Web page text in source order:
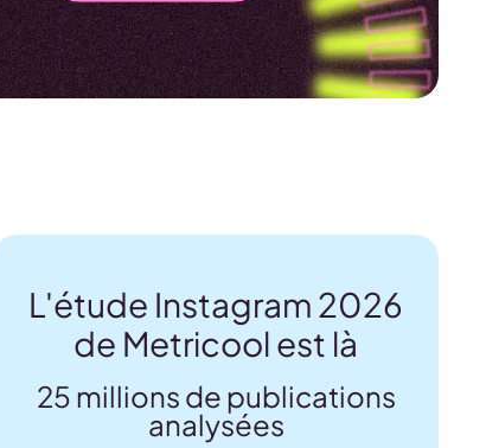
L'étude Instagram 2026
de Metricool est là
25 millions de publications
analysées